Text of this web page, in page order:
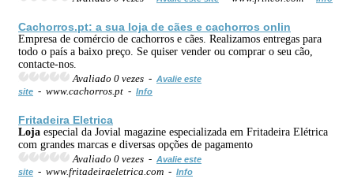
Cachorros.pt: a sua loja de cães e cachorros onlin
Empresa de comércio de cachorros e cães. Realizamos entregas para
todo o país a baixo preço. Se quiser vender ou comprar o seu cão,
contacte-nos.
Avaliado 0 vezes - Avalie este
site - www.cachorros.pt - Info
Fritadeira Eletrica
Loja especial da Jovial magazine especializada em Fritadeira Elétrica
com grandes marcas e diversas opções de pagamento
Avaliado 0 vezes - Avalie este
site - www.fritadeiraeletrica.com - Info